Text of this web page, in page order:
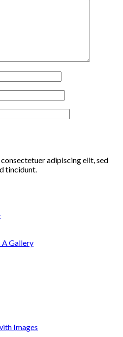
adipiscing elit, sed
tincidunt.
A Gallery
Images